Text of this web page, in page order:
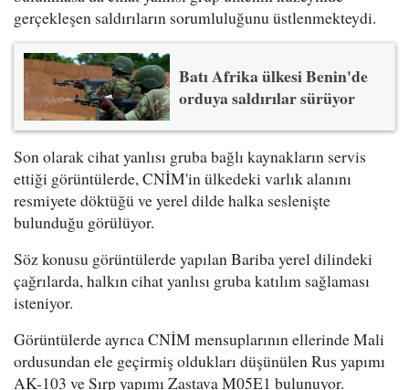
gerçekleşen saldırıların sorumluluğunu üstlenmekteydi.
Batı Afrika ülkesi Benin'de
orduya saldırılar sürüyor
Son olarak cihat yanlısı gruba bağlı kaynakların servis
ettiği görüntülerde, CNİM'in ülkedeki varlık alanını
resmiyete döktüğü ve yerel dilde halka seslenişte
bulunduğu görülüyor.
Söz konusu görüntülerde yapılan Bariba yerel dilindeki
çağrılarda, halkın cihat yanlısı gruba katılım sağlaması
isteniyor.
Görüntülerde ayrıca CNİM mensuplarının ellerinde Mali
ordusundan ele geçirmiş oldukları düşünülen Rus yapımı
AK-103 ve Sırp yapımıZastava M05E1 bulunuyor.